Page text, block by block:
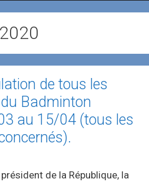
de tous les
Badminton
au 15/04 (tous les
de la République, la